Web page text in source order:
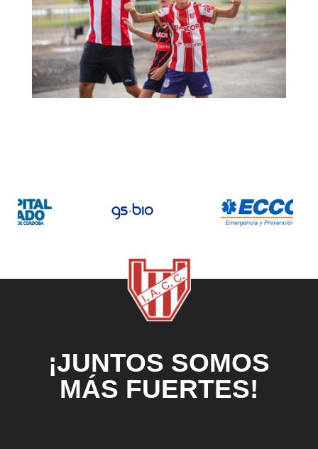
¡JUNTOS SOMOS
MÁS FUERTES!